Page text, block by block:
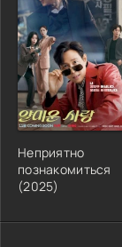
Неприятно
познакомиться
(2025)